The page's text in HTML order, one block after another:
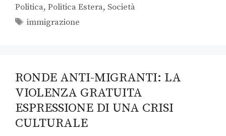
Politica, Politica Estera, Società
immigrazione
RONDE ANTI-MIGRANTI: LA
VIOLENZA GRATUITA
ESPRESSIONE DI UNA CRISI
CULTURALE